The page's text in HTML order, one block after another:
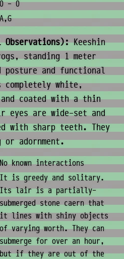
- 0
Keeshin
standing 1 meter
and functional
white,
coated with a thin
are wide-set and
sharp teeth. They
adornment.
known interactions
It is greedy and solitary.
lair is a partially-
stone caern that
it lines with shiny objects
varying worth. They can
submerge for over an hour,
if they are out of the